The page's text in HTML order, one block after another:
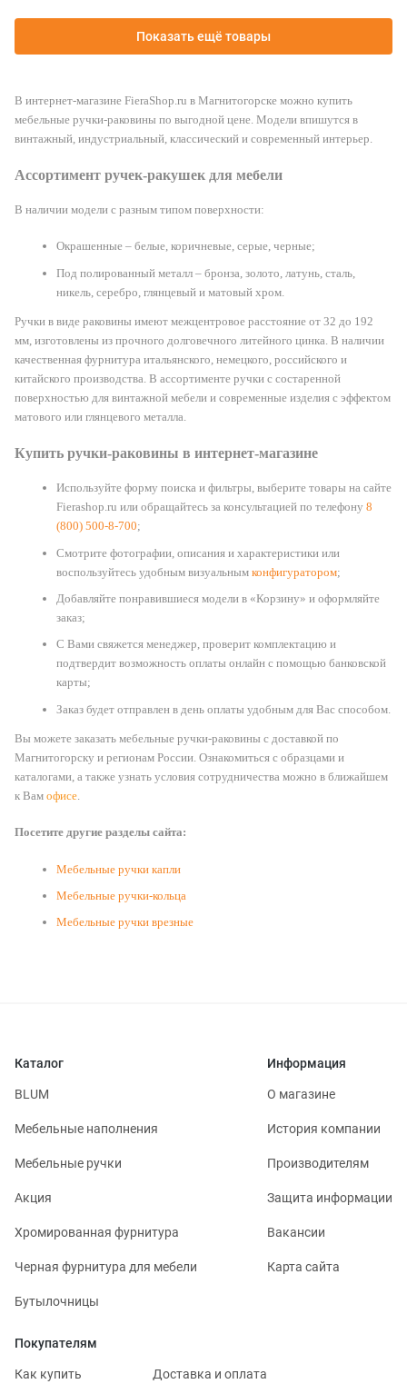
Показать ещё товары
В интернет-магазине FieraShop.ru в Магнитогорске можно купить
мебельные ручки-раковины по выгодной цене. Модели впишутся в
винтажный, индустриальный, классический и современный интерьер.
Ассортимент ручек-ракушек для мебели
В наличии модели с разным типом поверхности:
Окрашенные – белые, коричневые, серые, черные;
Под полированный металл – бронза, золото, латунь, сталь,
никель, серебро, глянцевый и матовый хром.
Ручки в виде раковины имеют межцентровое расстояние от 32 до 192
мм, изготовлены из прочного долговечного литейного цинка. В наличии
качественная фурнитура итальянского, немецкого, российского и
китайского производства. В ассортименте ручки с состаренной
поверхностью для винтажной мебели и современные изделия с эффектом
матового или глянцевого металла.
Купить ручки-раковины в интернет-магазине
Используйте форму поиска и фильтры, выберите товары на сайте
Fierashop.ru или обращайтесь за консультацией по телефону 8
(800) 500-8-700;
Смотрите фотографии, описания и характеристики или
воспользуйтесь удобным визуальным конфигуратором;
Добавляйте понравившиеся модели в «Корзину» и оформляйте
заказ;
С Вами свяжется менеджер, проверит комплектацию и
подтвердит возможность оплаты онлайн с помощью банковской
карты;
Заказ будет отправлен в день оплаты удобным для Вас способом.
Вы можете заказать мебельные ручки-раковины с доставкой по
Магнитогорску и регионам России. Ознакомиться с образцами и
каталогами, а также узнать условия сотрудничества можно в ближайшем
к Вам офисе
Посетите другие разделы сайта:
Мебельные ручки капли
Мебельные ручки-кольца
Мебельные ручки врезные
Каталог
BLUM
Мебельные наполнения
Мебельные ручки
Акция
Хромированная фурнитура
Черная фурнитура для мебели
Бутылочницы
Информация
О магазине
История компании
Производителям
Защита информации
Вакансии
Карта сайта
Покупателям
Как купить Доставка и оплата